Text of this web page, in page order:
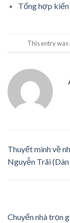
Tổng hợp
This entry was
Thuyết minh về
Nguyễn Trãi
Chuyển nhà trọn